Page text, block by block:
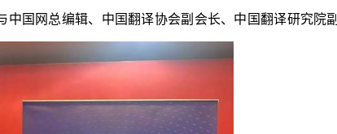
中国网总编辑、中国翻译协会副会长、中国翻译研究院